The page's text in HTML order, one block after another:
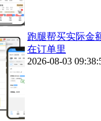
跑腿帮买实际金
在订单里
2026-08-03